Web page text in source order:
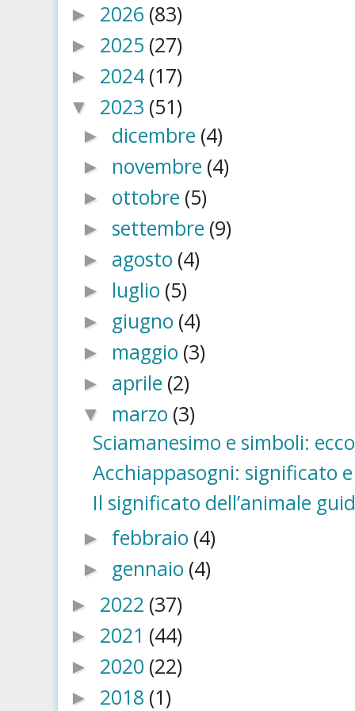
► 2026 (83)
► 2025 (27)
► 2024 (17)
▼ 2023 (51)
► dicembre (4)
► novembre (4)
► ottobre (5)
► settembre (9)
► agosto (4)
► luglio (5)
► giugno (4)
► maggio (3)
► aprile (2)
▼ marzo (3)
Sciamanesimo e simboli:
Acchiappasogni: significato
Il significato dell’animale
► febbraio (4)
► gennaio (4)
► 2022 (37)
► 2021 (44)
► 2020 (22)
► 2018 (1)